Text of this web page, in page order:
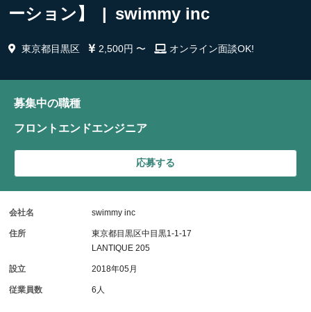
ーション】 | swimmy inc
東京都目黒区 2,500円 〜 オンライン面談OK!
募集中の職種
フロントエンドエンジニア
応募する
会社名 swimmy inc
住所
東京都目黒区中目黒1-1-17
LANTIQUE 205
設立 2018年05月
従業員数 6人